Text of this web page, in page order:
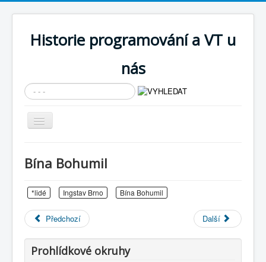
Historie programování a VT u
nás
Vyhledávání...
Přepnout
navigaci
Cíle expozice
PRŮVODCE EXPOZICÍ
Současnost SW a IT
KNIHOVNA
Historické počítače
Bína Bohumil
*lidé Ingstav Brno Bína Bohumil
Předchozí Další
Prohlídkové okruhy